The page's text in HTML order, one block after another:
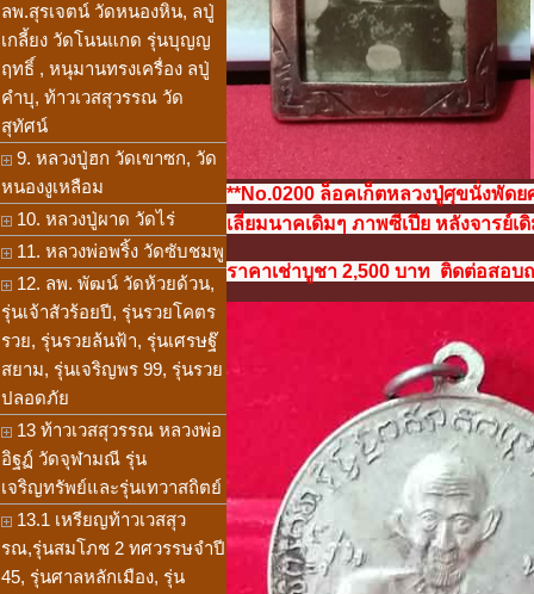
ลพ.สุรเจตน์ วัดหนองหิน, ลปู่
เกลี้ยง วัดโนนแกด รุ่นบุญญ
ฤทธิ์ , หนุมานทรงเครื่อง ลปู่
คำบุ, ท้าวเวสสุวรรณ วัด
สุทัศน์
9. หลวงปู่ฮก วัดเขาซก, วัด
หนองงูเหลือม
10. หลวงปู่ผาด วัดไร่
11. หลวงพ่อพริ้ง วัดซับชมพู
12. ลพ. พัฒน์ วัดห้วยด้วน,
รุ่นเจ้าสัวร้อยปี, รุ่นรวยโคตร
รวย, รุ่นรวยล้นฟ้า, รุ่นเศรษฐ๊
สยาม, รุ่นเจริญพร 99, รุ่นรวย
ปลอดภัย
13 ท้าวเวสสุวรรณ หลวงพ่อ
อิฐฏ์ วัดจุฬามณี รุ่น
เจริญทรัพย์และรุ่นเทวาสถิตย์
13.1 เหรียญท้าวเวสสุว
รณ,รุ่นสมโภช 2 ทศวรรษจำปี
45, รุ่นศาลหลักเมือง, รุ่น
**No.0200 ล็อคเก็ตหลวงปู่ศุขนั่งพัด
เลี่ยมนาคเดิมๆ ภาพซีเปีย หลังจารย์เ
ราคาเช่าบูชา 2,500 บาท ติดต่อสอบ